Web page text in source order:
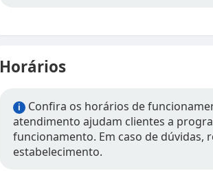
Horários
i
Confira os horários de
atendimento ajudam clientes a
funcionamento. Em caso de
estabelecimento.